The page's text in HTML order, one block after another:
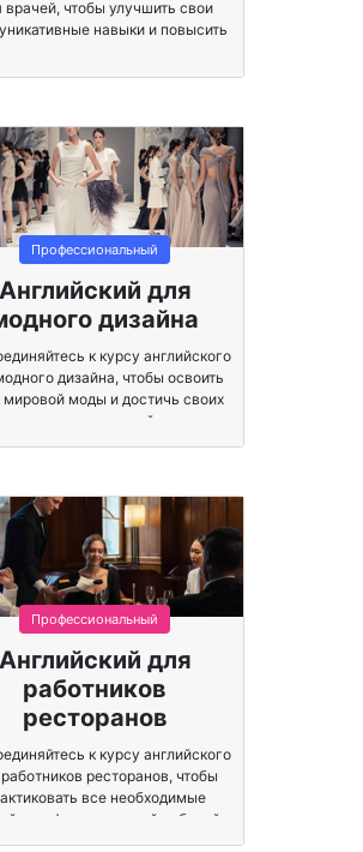
врачей, чтобы улучшить свои
навыки и повысить
Профессиональный
Английский для
дизайна
к курсу английского
дизайна, чтобы освоить
мировой моды и достичь своих
карьерных целей.
Профессиональный
Английский для
работников
ресторанов
к курсу английского
ресторанов, чтобы
все необходимые
фразы в вашей рабочей
жизни.